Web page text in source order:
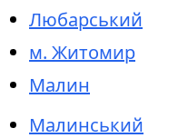
Любарський
м. Житомир
Малин
Малинський